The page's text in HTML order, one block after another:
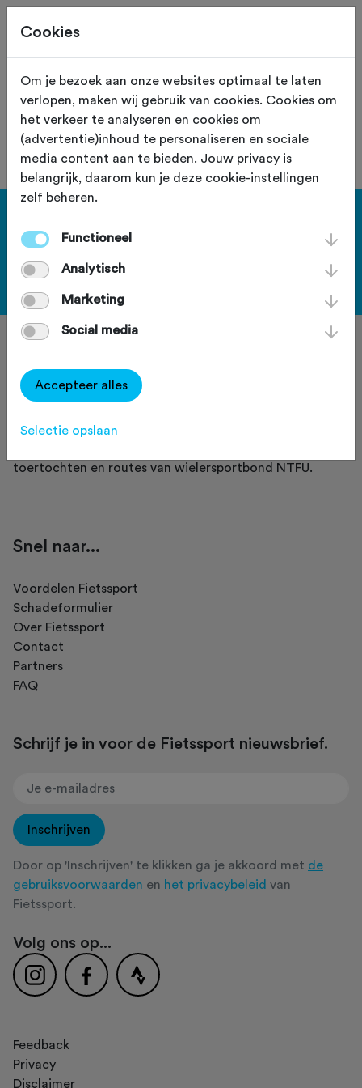
De vereniging met nummer "111134" is
niet gevonden.
voor het PLUS account.
Bekijk de voordelen
toertochten en routes van wielersportbond NTFU.
Snel naar...
Voordelen Fietssport
Schadeformulier
Over Fietssport
Contact
Partners
FAQ
Schrijf je in voor de Fietssport nieuwsbrief.
Inschrijven
Door op 'Inschrijven' te klikken ga je akkoord met de
gebruiksvoorwaarden en het privacybeleid van
Fietssport.
Volg ons op...
Feedback
Privacy
Disclaimer
Cookies
Om je bezoek aan onze websites optimaal te laten
verlopen, maken wij gebruik van cookies. Cookies om
het verkeer te analyseren en cookies om
(advertentie)inhoud te personaliseren en sociale
media content aan te bieden. Jouw privacy is
belangrijk, daarom kun je deze cookie-instellingen
zelf beheren.
Functioneel
Analytisch
Marketing
Social media
Accepteer alles
Selectie opslaan